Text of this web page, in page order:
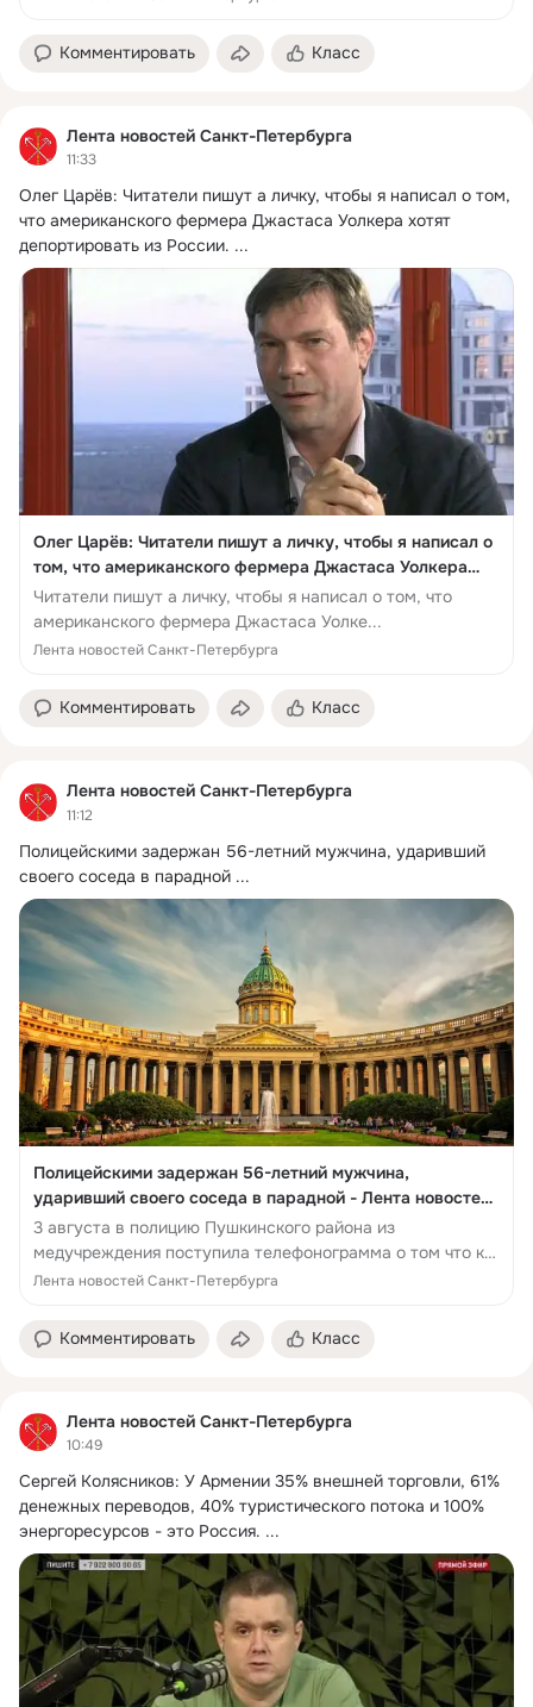
Комментировать Класс
Лента новостей Санкт-Петербурга
11:33
Олег Царёв: Читатели пишут а личку, чтобы я написал о том,
что американского фермера Джастаса Уолкера хотят
депортировать из России. ...
Олег Царёв: Читатели пишут а личку, чтобы я написал о
том, что американского фермера Джастаса Уолкера
хотят депортировать из России - Лента новостей Санкт-
Петербурга
Читатели пишут а личку, чтобы я написал о том, что
американского фермера Джастаса Уолке...
Лента новостей Санкт-Петербурга
Комментировать Класс
Лента новостей Санкт-Петербурга
11:12
Полицейскими задержан 56-летний мужчина, ударивший
своего соседа в парадной ...
Полицейскими задержан 56-летний мужчина,
ударивший своего соседа в парадной - Лента новостей
Санкт-Петербурга
3 августа в полицию Пушкинского района из
медучреждения поступила телефонограмма о том что к
ним из дома 15 по Петербургскому шоссе в Пушкине в...
Лента новостей Санкт-Петербурга
Комментировать Класс
Лента новостей Санкт-Петербурга
10:49
Сергей Колясников: У Армении 35% внешней торговли, 61%
денежных переводов, 40% туристического потока и 100%
энергоресурсов - это Россия. ...